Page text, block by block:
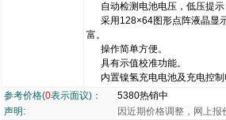
自动检测电池电压，低压提示
采用128×64图形点阵液晶显
富。
操作简单方便。
具有示值校准功能。
内置镍氢充电电池及充电控制
参考价格(0表示面议)：
5380热销中
声明:
因近期价格调整，网上报